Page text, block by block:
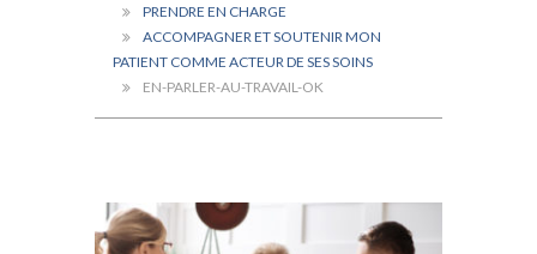
PRENDRE EN CHARGE
ACCOMPAGNER ET SOUTENIR MON
PATIENT COMME ACTEUR DE SES SOINS
EN-PARLER-AU-TRAVAIL-OK